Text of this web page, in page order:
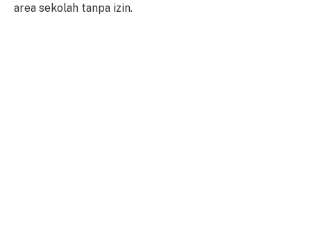
area sekolah tanpa izin.